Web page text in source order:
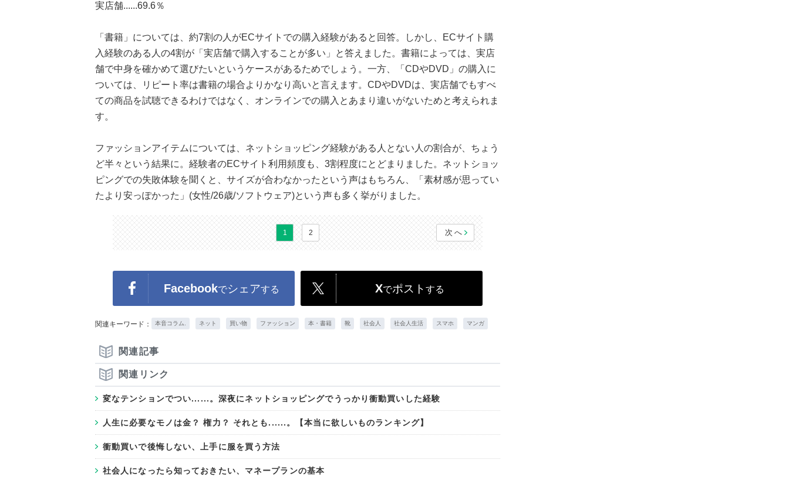
実店舗......69.6％
「書籍」については、約7割の人がECサイトでの購入経験があると回答。しかし、ECサイト購
入経験のある人の4割が「実店舗で購入することが多い」と答えました。書籍によっては、実店
舗で中身を確かめて選びたいというケースがあるためでしょう。一方、「CDやDVD」の購入に
ついては、リピート率は書籍の場合よりかなり高いと言えます。CDやDVDは、実店舗でもすべ
ての商品を試聴できるわけではなく、オンラインでの購入とあまり違いがないためと考えられま
す。
ファッションアイテムについては、ネットショッピング経験がある人とない人の割合が、ちょう
ど半々という結果に。経験者のECサイト利用頻度も、3割程度にとどまりました。ネットショッ
ピングでの失敗体験を聞くと、サイズが合わなかったという声はもちろん、「素材感が思ってい
たより安っぽかった」(女性/26歳/ソフトウェア)という声も多く挙がりました。
1 2 次へ
Facebookでシェアする Xでポスト する
関連キーワード： 本音コラム. ネット 買い物 ファッション 本・書籍 靴 社会人 社会人生活 スマホ マンガ
関連記事
関連リンク
変なテンションでつい......。深夜にネットショッピングでうっかり衝動買いした経験
人生に必要なモノは金？ 権力？ それとも......。【本当に欲しいものランキング】
衝動買いで後悔しない、上手に服を買う方法
社会人になったら知っておきたい、マネープランの基本